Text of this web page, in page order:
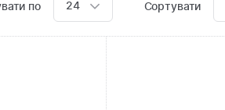
по 24 Сортувати